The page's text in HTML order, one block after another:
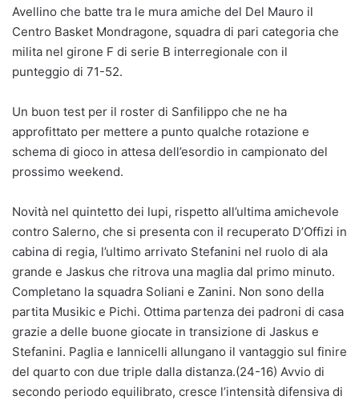
Avellino che batte tra le mura amiche del Del Mauro il
Centro Basket Mondragone, squadra di pari categoria che
milita nel girone F di serie B interregionale con il
punteggio di 71-52.
Un buon test per il roster di Sanfilippo che ne ha
approfittato per mettere a punto qualche rotazione e
schema di gioco in attesa dell’esordio in campionato del
prossimo weekend.
Novità nel quintetto dei lupi, rispetto all’ultima amichevole
contro Salerno, che si presenta con il recuperato D’Offizi in
cabina di regia, l’ultimo arrivato Stefanini nel ruolo di ala
grande e Jaskus che ritrova una maglia dal primo minuto.
Completano la squadra Soliani e Zanini. Non sono della
partita Musikic e Pichi. Ottima partenza dei padroni di casa
grazie a delle buone giocate in transizione di Jaskus e
Stefanini. Paglia e Iannicelli allungano il vantaggio sul finire
del quarto con due triple dalla distanza.(24-16) Avvio di
secondo periodo equilibrato, cresce l’intensità difensiva di